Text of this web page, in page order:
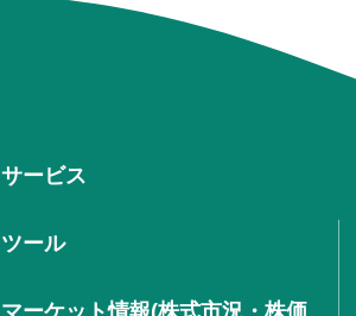
サービス
ツール
マーケット情報(株式市況・株価